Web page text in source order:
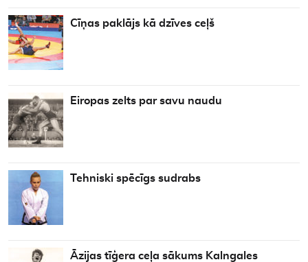
Cīņas paklājs kā dzīves ceļš
Eiropas zelts par savu naudu
Tehniski spēcīgs sudrabs
Āzijas tīģera ceļa sākums Kalngales